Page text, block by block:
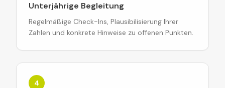
Unterjährige Begleitung
Regelmäßige Check-Ins, Plausibilisierung Ihrer
Zahlen und konkrete Hinweise zu offenen Punkten.
4